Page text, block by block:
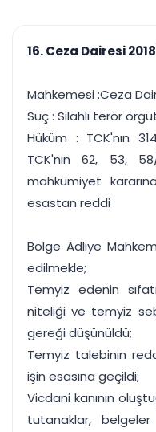
Duruşma ve
takvimi
Bildirim
Tek panelde uçtan
UYAP & UETS
Tüm özellikleri
16. Ceza Dairesi
Mahkemesi :Ceza
Suç : Silahlı terör
Hüküm : TCK'nın
TCK'nın 62, 53,
mahkumiyet
esastan reddi
Bölge Adliye
edilmekle;
Temyiz edenin
niteliği ve temyiz
gereği düşünüldü;
Temyiz talebinin
işin esasına geçildi;
Vicdani kanının
tutanaklar,